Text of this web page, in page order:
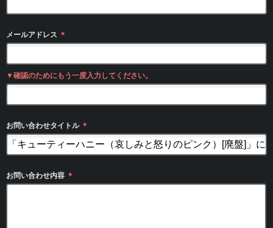
メールアドレス ＊
▼確認のためにもう一度入力してください。
お問い合わせタイトル ＊
お問い合わせ内容 ＊